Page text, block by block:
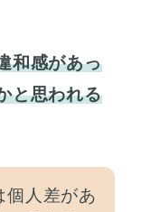
和感があっ
と思われる
個人差があ